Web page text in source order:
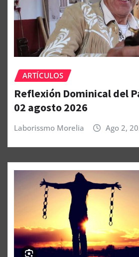
ARTÍCULOS
Reflexión Dominical del
02 agosto 2026
Laborissmo Morelia Ago 2,